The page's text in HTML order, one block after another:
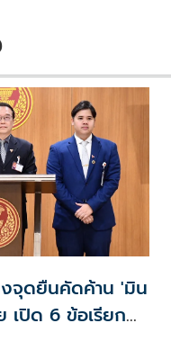
จุดยืนคัดค้าน 'มิน
เปิด 6 ข้อเรียก